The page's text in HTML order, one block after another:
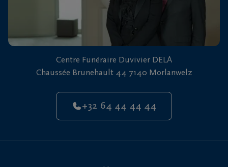
Centre Funéraire Duvivier DELA
Chaussée Brunehault 44 7140 Morlanwelz
+32 64 44 44 44